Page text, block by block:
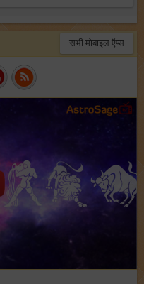
सभी मोबाइल ऍप्स